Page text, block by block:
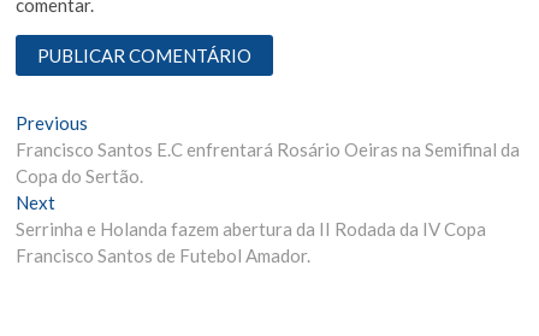
N
a
v
e
Previous
r
e
i
o
Francisco Santos E.C enfrentará Rosário Oeiras na Semifinal da
Copa do Sertão.
Next
e
x
Serrinha e Holanda fazem abertura da II Rodada da IV Copa
Francisco Santos de Futebol Amador.